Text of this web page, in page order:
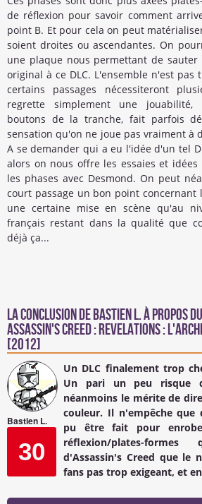
de réflexion pour savoir comment
point B. Et pour cela on peut
soient droites ou ascendantes. On
une plaque nous permettant de
original à ce DLC. L'ensemble n'est
certains passages nécessiteront
regrette simplement une
boutons de la tranche, fait parfois
sensation qu'on ne joue pas vraiment à
A se demander qui a eu l'idée d'un tel
alors on nous offre les essaies et
les phases avec Desmond. On peut
court passage un bon point concernant
une certaine mise en scène qu'au
français restant dans la qualité que
déjà ça...
La conclusion de Bastien L.à propos
Assassin's Creed : Revelations :
[2012]
Bastien L.
30
Un DLC finalement trop
Un pari un peu risque
néanmoins le mérite de
couleur. Il n'empêche que
pu être fait pour
réflexion/plates-
d'Assassin's Creed que le
fans pas trop exigeant, et